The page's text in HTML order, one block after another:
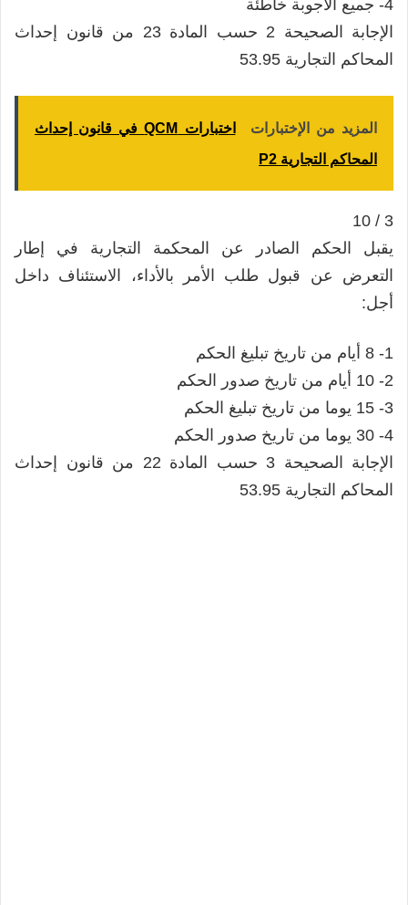
4- جميع الأجوبة خاطئة
الإجابة الصحيحة 2 حسب المادة 23 من قانون إحداث
المحاكم التجارية 53.95
المزيد من الإختبارات
اختبارات QCM في قانون إحداث
المحاكم التجارية P2
3 / 10
يقبل الحكم الصادر عن المحكمة التجارية في إطار
التعرض عن قبول طلب الأمر بالأداء، الاستئناف داخل
أجل:
1- 8 أيام من تاريخ تبليغ الحكم
2- 10 أيام من تاريخ صدور الحكم
3- 15 يوما من تاريخ تبليغ الحكم
4- 30 يوما من تاريخ صدور الحكم
الإجابة الصحيحة 3 حسب المادة 22 من قانون إحداث
المحاكم التجارية 53.95